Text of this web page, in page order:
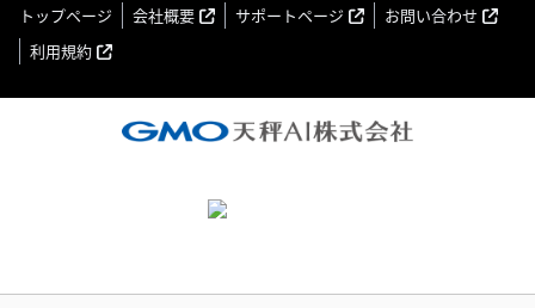
トップページ 会社概要 サポートページ
お問い合わせ
利用規約